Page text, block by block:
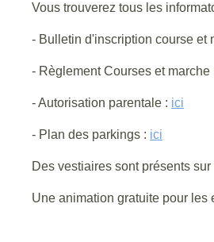
Vous trouverez tous les
- Bulletin d'inscription course et
- Règlement Courses et marche
- Autorisation parentale : ici
- Plan des parkings : ici
Des vestiaires sont présents sur
Une animation gratuite pour les